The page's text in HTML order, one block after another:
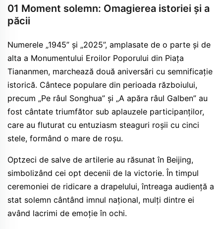
01 Moment solemn: Omagierea istoriei și a
păcii
Numerele „1945” și „2025”, amplasate de o parte și de
alta a Monumentului Eroilor Poporului din Piața
Tiananmen, marchează două aniversări cu semnificație
istorică. Cântece populare din perioada războiului,
precum „Pe râul Songhua” și „A apăra râul Galben” au
fost cântate triumfător sub aplauzele participanților,
care au fluturat cu entuziasm steaguri roșii cu cinci
stele, formând o mare de roșu.
Optzeci de salve de artilerie au răsunat în Beijing,
simbolizând cei opt decenii de la victorie. În timpul
ceremoniei de ridicare a drapelului, întreaga audiență a
stat solemn cântând imnul național, mulți dintre ei
având lacrimi de emoție în ochi.